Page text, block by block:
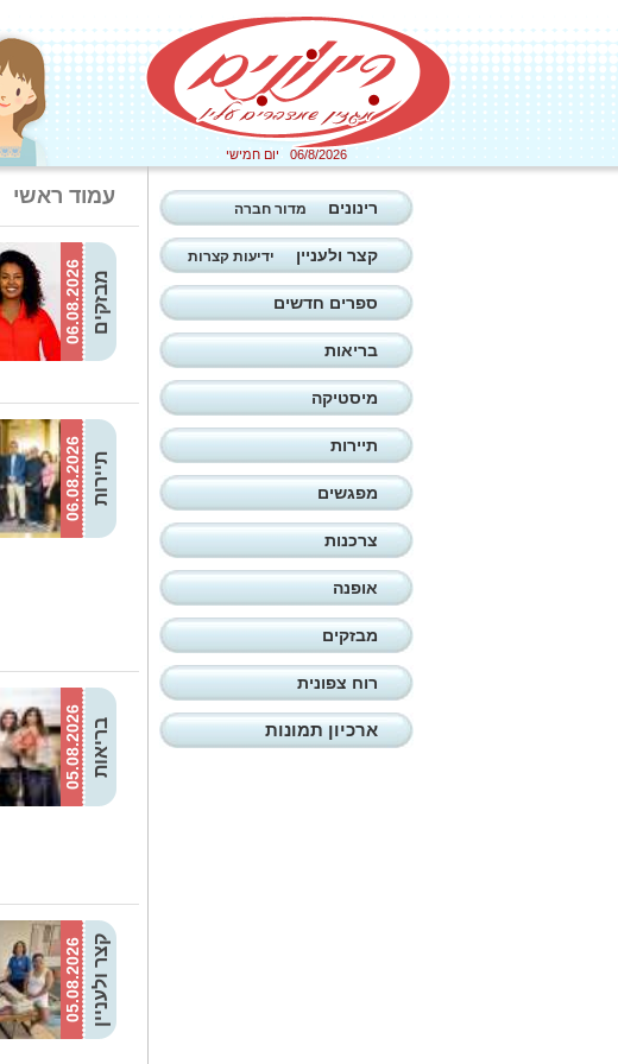
06/8/2026 יום חמישי
עמוד ראשי
06.08.2026 מבזקים
06.08.2026 תיירות
05.08.2026 בריאות
05.08.2026קצר ולעניין
רינונים מדור חברה
קצר ולעניין ידיעות קצרות
ספרים חדשים
בריאות
מיסטיקה
תיירות
מפגשים
צרכנות
אופנה
מבזקים
רוח צפונית
ארכיון תמונות